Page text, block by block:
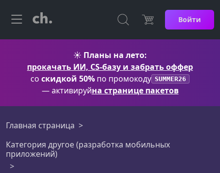
Войти
☀️ Планы на лето:
прокачать ИИ, CS-базу и забрать оффер
со скидкой 50% по промокоду SUMMER26
— активируйна странице пакетов
Главная страница
Категория другое (разработка мобильных
приложений)